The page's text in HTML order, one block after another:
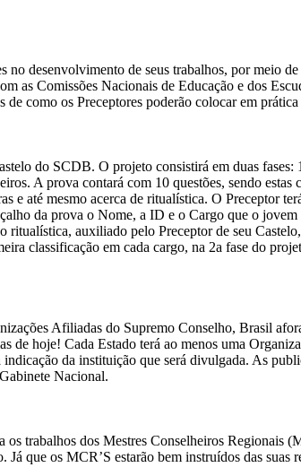
desenvolvimento de seus trabalhos, por meio
as Comissões Nacionais de Educação e dos
como os Preceptores poderão colocar em
do SCDB. O projeto consistirá em duas fases:
A prova contará com 10 questões, sendo
até mesmo acerca de ritualística. O Preceptor
da prova o Nome, a ID e o Cargo que o
auxiliado pelo Preceptor de seu
classificação em cada cargo, na 2a fase do
Afiliadas do Supremo Conselho, Brasil
de hoje! Cada Estado terá ao menos uma
da instituição que será divulgada. As
Nacional.
trabalhos dos Mestres Conselheiros Regionais
que os MCR’S estarão bem instruídos das suas